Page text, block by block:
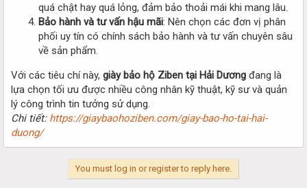
quá chật hay quá lỏng, đảm bảo thoải mái khi mang lâu.
Bảo hành và tư vấn hậu mãi: Nên chọn các đơn vị phân
phối uy tín có chính sách bảo hành và tư vấn chuyên sâu
về sản phẩm.
Với các tiêu chí này, giày bảo hộ Ziben tại Hải Dương đang là
lựa chọn tối ưu được nhiều công nhân kỹ thuật, kỹ sư và quản
lý công trình tin tưởng sử dụng.
Chi tiết: https://giaybaohoziben.com/giay-bao-ho-tai-hai-
duong/
You must log in or register to reply here.